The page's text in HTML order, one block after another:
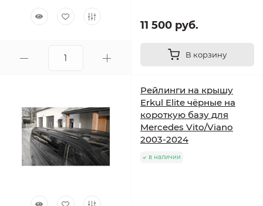
11 500 руб.
В корзину
Рейлинги на крышу
Erkul Elite чёрные на
короткую базу для
Mercedes Vito/Viano
2003-2024
в наличии